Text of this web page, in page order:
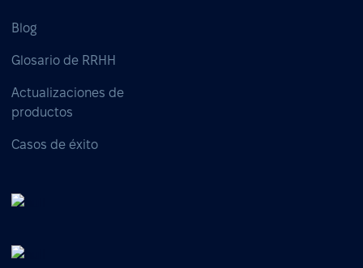
Blog
Glosario de RRHH
Actualizaciones de
productos
Casos de éxito